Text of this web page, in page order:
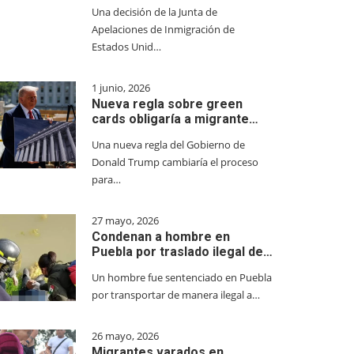
Una decisión de la Junta de
Apelaciones de Inmigración de
Estados Unid…
1 junio, 2026
Nueva regla sobre green
cards obligaría a migrante…
Una nueva regla del Gobierno de
Donald Trump cambiaría el proceso
para…
27 mayo, 2026
Condenan a hombre en
Puebla por traslado ilegal de…
Un hombre fue sentenciado en Puebla
por transportar de manera ilegal a…
26 mayo, 2026